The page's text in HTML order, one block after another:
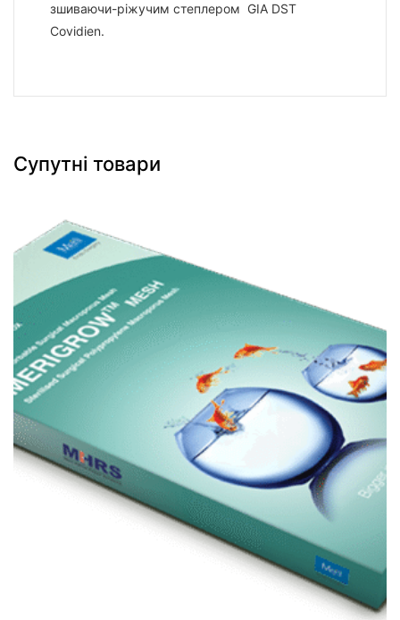
зшиваючи-ріжучим степлером GIA DST
Covidien.
Супутні товари